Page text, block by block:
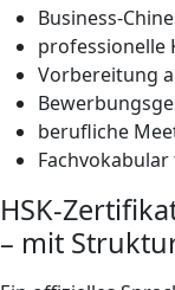
Business-
professionelle
Vorbereitung
berufliche
HSK-
– mit